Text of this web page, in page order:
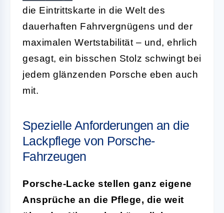
die Eintrittskarte in die Welt des
dauerhaften Fahrvergnügens und der
maximalen Wertstabilität – und, ehrlich
gesagt, ein bisschen Stolz schwingt bei
jedem glänzenden Porsche eben auch
mit.
Spezielle Anforderungen an die
Lackpflege von Porsche-
Fahrzeugen
Porsche-Lacke stellen ganz eigene
Ansprüche an die Pflege, die weit